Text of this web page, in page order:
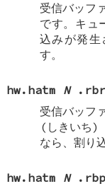
受信バッフ
です。キュ
込みが発
す。
hw.hatm N
受信バッフ
(しきいち)
なら、割り
hw.hatm N